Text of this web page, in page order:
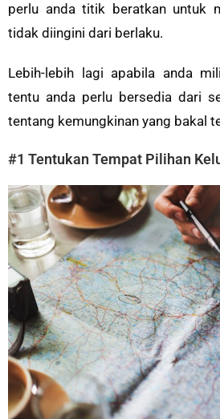
perlu anda titik beratkan untuk
tidak diingini dari berlaku.
Lebih-lebih lagi apabila anda
tentu anda perlu bersedia dari
tentang kemungkinan yang bakal
#1 Tentukan Tempat Pilihan